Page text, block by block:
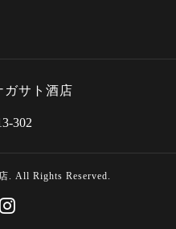
ガサト酒店
302
. All Rights Reserved.